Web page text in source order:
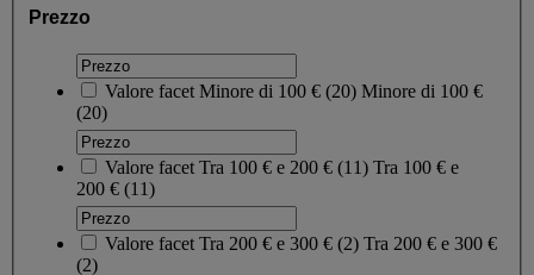
Prezzo
Valore facet Minore di 100 € (20) Minore di 100 €
(20)
Valore facet Tra 100 € e 200 € (11) Tra 100 € e
200 € (11)
Valore facet Tra 200 € e 300 € (2) Tra 200 € e 300 €
(2)